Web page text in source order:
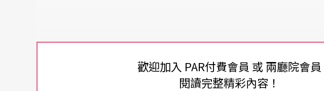
歡迎加入 PAR付費會員 或 兩廳院會員
閱讀完整精彩內容！